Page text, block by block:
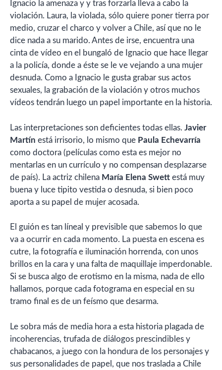
Ignacio la amenaza y y tras forzarla lleva a cabo la
violación. Laura, la violada, sólo quiere poner tierra por
medio, cruzar el charco y volver a Chile, así que no le
dice nada a su marido. Antes de irse, encuentra una
cinta de vídeo en el bungaló de Ignacio que hace llegar
a la policía, donde a éste se le ve vejando a una mujer
desnuda. Como a Ignacio le gusta grabar sus actos
sexuales, la grabación de la violación y otros muchos
vídeos tendrán luego un papel importante en la historia.
Las interpretaciones son deficientes todas ellas. Javier
Martín está irrisorio, lo mismo que Paula Echevarría
como doctora (películas como esta es mejor no
mentarlas en un currículo y no compensan desplazarse
de país). La actriz chilena María Elena Swett está muy
buena y luce tipito vestida o desnuda, si bien poco
aporta a su papel de mujer acosada.
El guión es tan líneal y previsible que sabemos lo que
va a ocurrir en cada momento. La puesta en escena es
cutre, la fotografía e iluminación horrenda, con unos
brillos en la cara y una falta de maquillaje imperdonable.
Si se busca algo de erotismo en la misma, nada de ello
hallamos, porque cada fotograma en especial en su
tramo final es de un feísmo que desarma.
Le sobra más de media hora a esta historia plagada de
incoherencias, trufada de diálogos prescindibles y
chabacanos, a juego con la hondura de los personajes y
sus personalidades de papel, que nos traslada a Chile